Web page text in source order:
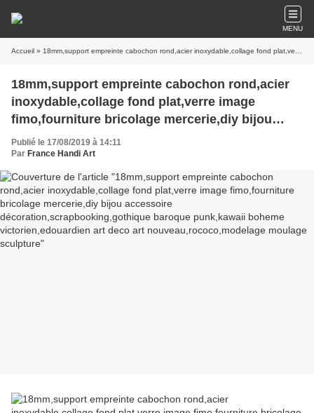
MENU
Accueil » 18mm,support empreinte cabochon rond,acier inoxydable,collage fond plat,verre image fimo,fourniture bricolage mercerie,diy bijou accessoire décoration,scrapbooking,gothique baroque punk,kawaii boheme victorien,edouardien art deco art nouveau,rococo,modelage moulage sculpture
18mm,support empreinte cabochon rond,acier
inoxydable,collage fond plat,verre image
fimo,fourniture bricolage mercerie,diy bijou
accessoire décoration,scrapbooking,gothique
baroque punk,kawaii boheme
victorien,edouardien art deco art
nouveau,rococo,modelage moulage sculpture
Publié le 17/08/2019 à 14:11
Par France Handi Art